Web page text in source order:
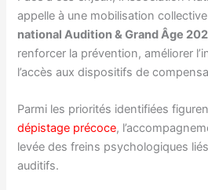
appelle à une mobilisation
national Audition & Grand Âge
renforcer la prévention, améliorer
l’accès aux dispositifs de
Parmi les priorités identifiées
dépistage précoce,
levée des freins psychologiques
auditifs.